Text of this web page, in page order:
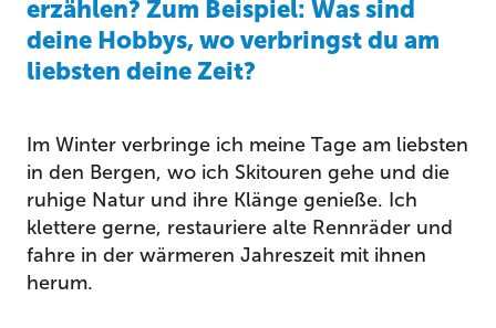
erzählen? Zum Beispiel: Was sind
deine Hobbys, wo verbringst du am
liebsten deine Zeit?
Im Winter verbringe ich meine Tage am liebsten
in den Bergen, wo ich Skitouren gehe und die
ruhige Natur und ihre Klänge genieße. Ich
klettere gerne, restauriere alte Rennräder und
fahre in der wärmeren Jahreszeit mit ihnen
herum.